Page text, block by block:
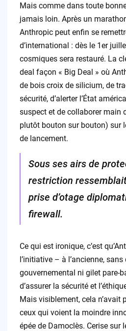
Mais comme dans toute
jamais loin. Après un
Anthropic peut enfin se
d’international : dès le 1er
cosmiques sera restauré. La
deal façon « Big Deal » où
de bois croix de silicium, de
sécurité, d’alerter l’État
suspect et de collaborer main
plutôt bouton sur bouton) sur
de lancement.
Sous ses airs de
restriction
prise d’otage
firewall.
Ce qui est ironique, c’est
l’initiative – à l’ancienne, sans
gouvernemental ni gilet pare-
d’assurer la sécurité et
Mais visiblement, cela n’avait
ceux qui voient la moindre
épée de Damoclès. Cerise sur